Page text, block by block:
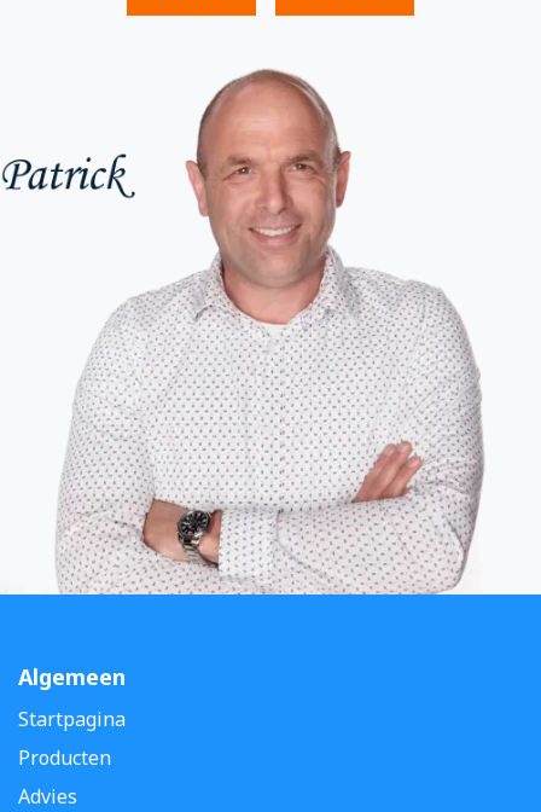
Algemeen
Startpagina
Producten
Advies